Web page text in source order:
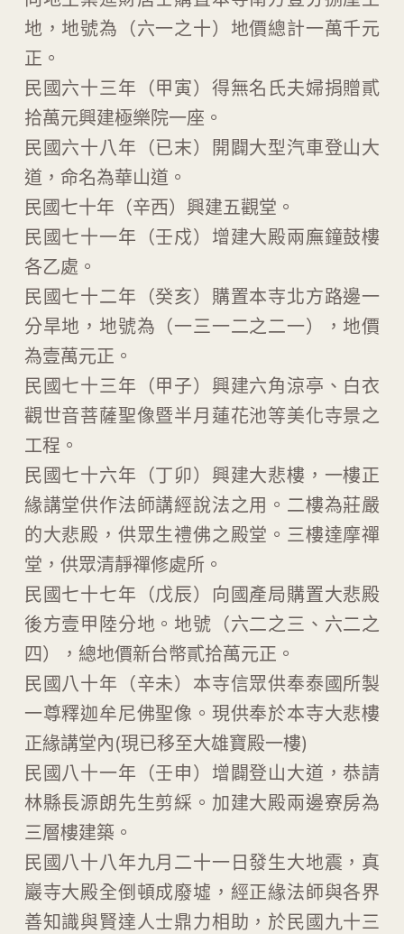
地，地號為（六一之十）地價總計一萬千元
正。
民國六十三年（甲寅）得無名氏夫婦捐贈貳
拾萬元興建極樂院一座。
民國六十八年（已末）開闢大型汽車登山大
道，命名為華山道。
民國七十年（辛西）興建五觀堂。
民國七十一年（壬戍）增建大殿兩廡鐘鼓樓
各乙處。
民國七十二年（癸亥）購置本寺北方路邊一
分旱地，地號為（一三一二之二一），地價
為壹萬元正。
民國七十三年（甲子）興建六角涼亭、白衣
觀世音菩薩聖像暨半月蓮花池等美化寺景之
工程。
民國七十六年（丁卯）興建大悲樓，一樓正
緣講堂供作法師講經說法之用。二樓為莊嚴
的大悲殿，供眾生禮佛之殿堂。三樓達摩禪
堂，供眾清靜禪修處所。
民國七十七年（戊辰）向國產局購置大悲殿
後方壹甲陸分地。地號（六二之三、六二之
四），總地價新台幣貳拾萬元正。
民國八十年（辛未）本寺信眾供奉泰國所製
一尊釋迦牟尼佛聖像。現供奉於本寺大悲樓
正緣講堂內(現已移至大雄寶殿一樓)
民國八十一年（壬申）增闢登山大道，恭請
林縣長源朗先生剪綵。加建大殿兩邊寮房為
三層樓建築。
民國八十八年九月二十一日發生大地震，真
巖寺大殿全倒頓成廢墟，經正緣法師與各界
善知識與賢達人士鼎力相助，於民國九十三